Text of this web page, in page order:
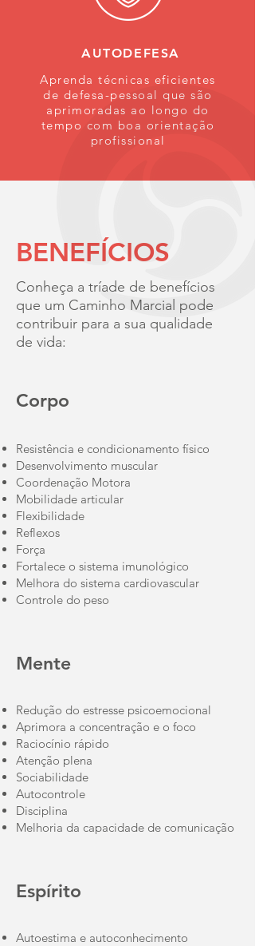
AUTODEFESA
Aprenda técnicas eficientes
de defesa-pessoal que são
aprimoradas ao longo do
tempo com boa orientação
profissional
BENEFÍCIOS
Conheça a tríade de benefícios
que um Caminho Marcial pode
contribuir para a sua qualidade
de vida:
Corpo
Resistência e condicionamento físico
Desenvolvimento muscular
Coordenação Motora
Mobilidade articular
Flexibilidade
Reflexos
Força
Fortalece o sistema imunológico
Melhora do sistema cardiovascular
Controle do peso
Mente
Redução do estresse psicoemocional
Aprimora a concentração e o foco
Raciocínio rápido
Atenção plena
Sociabilidade
Autocontrole
Disciplina
Melhoria da capacidade de comunicação
Espírito
Autoestima e autoconhecimento